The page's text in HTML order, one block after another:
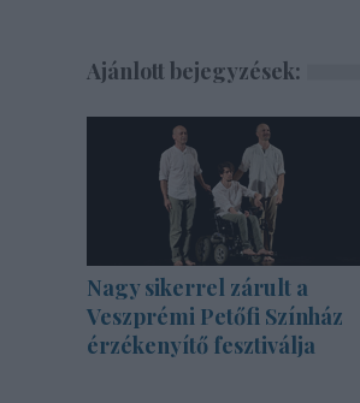
Ajánlott bejegyzések:
Nagy sikerrel zárult a
Veszprémi Petőfi Színház
érzékenyítő fesztiválja